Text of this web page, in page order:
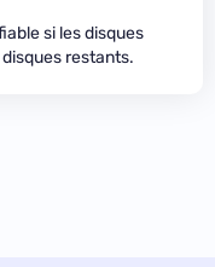
si les disques
restants.